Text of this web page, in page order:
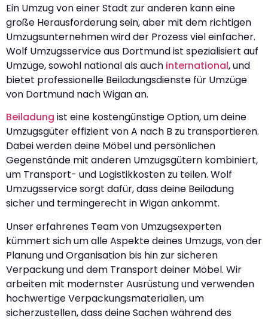
Ein Umzug von einer Stadt zur anderen kann eine
große Herausforderung sein, aber mit dem richtigen
Umzugsunternehmen wird der Prozess viel einfacher.
Wolf Umzugsservice aus Dortmund ist spezialisiert auf
Umzüge, sowohl national als auch international, und
bietet professionelle Beiladungsdienste für Umzüge
von Dortmund nach Wigan an.
Beiladung ist eine kostengünstige Option, um deine
Umzugsgüter effizient von A nach B zu transportieren.
Dabei werden deine Möbel und persönlichen
Gegenstände mit anderen Umzugsgütern kombiniert,
um Transport- und Logistikkosten zu teilen. Wolf
Umzugsservice sorgt dafür, dass deine Beiladung
sicher und termingerecht in Wigan ankommt.
Unser erfahrenes Team von Umzugsexperten
kümmert sich um alle Aspekte deines Umzugs, von der
Planung und Organisation bis hin zur sicheren
Verpackung und dem Transport deiner Möbel. Wir
arbeiten mit modernster Ausrüstung und verwenden
hochwertige Verpackungsmaterialien, um
sicherzustellen, dass deine Sachen während des